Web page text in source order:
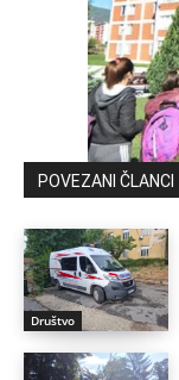
POVEZANI ČLANCI
Društvo